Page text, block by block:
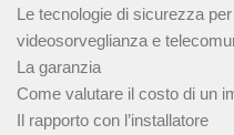
Le tecnologie di sicurezza
videosorveglianza e
La garanzia
Come valutare il costo di un
Il rapporto con l’installatore